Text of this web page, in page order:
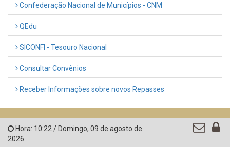
Confederação Nacional de Municípios - CNM
QEdu
SICONFI - Tesouro Nacional
Consultar Convênios
Receber Informações sobre novos Repasses
Hora: 10:22 / Domingo, 09 de agosto de
2026